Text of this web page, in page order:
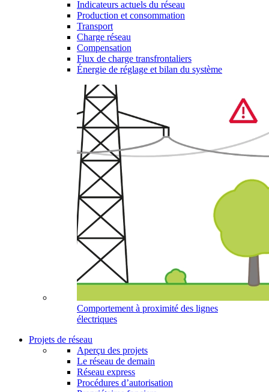
Indicateurs actuels du réseau
Production et consommation
Transport
Charge réseau
Compensation
Flux de charge transfrontaliers
Énergie de réglage et bilan du système
Comportement à proximité des lignes
électriques
Projets de réseau
Aperçu des projets
Le réseau de demain
Réseau express
Procédures d’autorisation